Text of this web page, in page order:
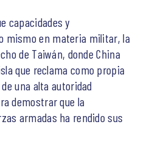
capacidades y
mismo en materia militar, la
de Taiwán, donde China
que reclama como propia
una alta autoridad
demostrar que la
armadas ha rendido sus